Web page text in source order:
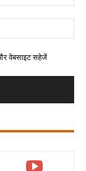
वेबसाइट सहेजें